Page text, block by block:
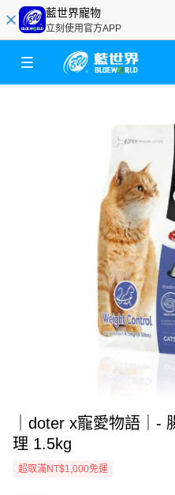
藍世界寵物
立刻使用官方APP
｜doter x寵愛物語｜-
理 1.5kg
超取滿NT$1,000免運